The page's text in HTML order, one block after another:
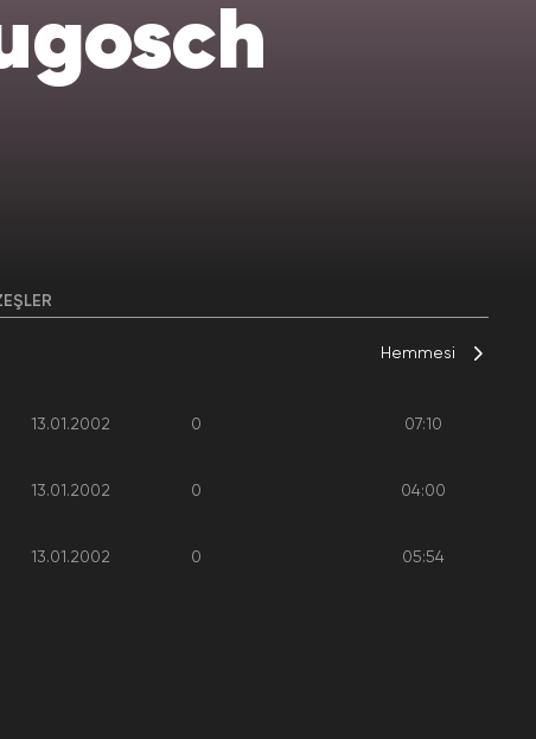
Hemmesi
13.01.2002 0 07:10
13.01.2002 0 04:00
13.01.2002 0 05:54